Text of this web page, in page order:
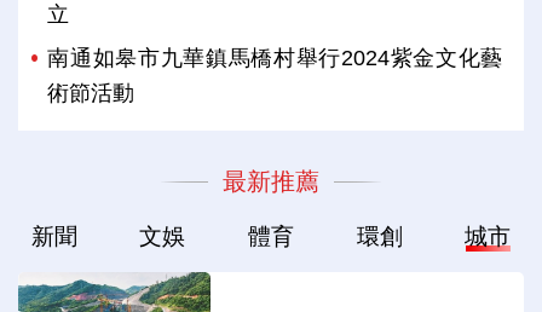
立
南通如皋市九華鎮馬橋村舉行2024紫金文化藝
術節活動
最新推薦
新聞 文娛 體育 環創 城市